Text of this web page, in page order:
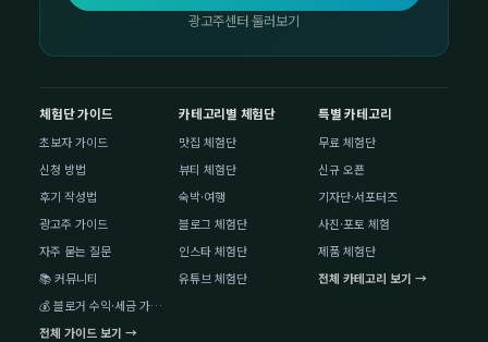
광고주센터 둘러보기
체험단 가이드
초보자 가이드
신청 방법
후기 작성법
광고주 가이드
자주 묻는 질문
📚 커뮤니티
💰 블로거 수익·세금 가이드
전체 가이드 보기 →
카테고리별 체험단
맛집 체험단
뷰티 체험단
숙박·여행
블로그 체험단
인스타 체험단
유튜브 체험단
특별 카테고리
무료 체험단
신규 오픈
기자단·서포터즈
사진·포토 체험
제품 체험단
전체 카테고리 보기 →